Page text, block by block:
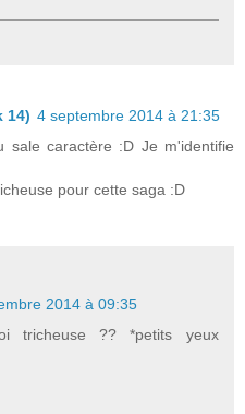
14) 4 septembre 2014 à 21:35
sale caractère :D Je m'identifie
pour cette saga :D
2014 à 09:35
tricheuse ?? *petits yeux